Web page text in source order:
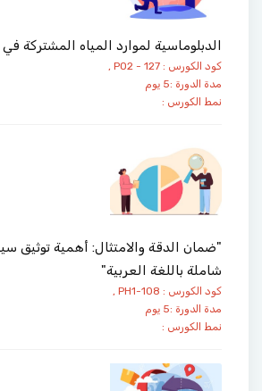
الدبلوماسية لموارد المياه المشتركة
كود الكورس : PO2 - 127 ,
مدة الدورة :5 يوم
نمط الكورس :
"ضمان الدقة والامتثال: أهمية توثيق
شاملة باللغة العربية"
كود الكورس : PH1-108 ,
مدة الدورة :5 يوم
نمط الكورس :